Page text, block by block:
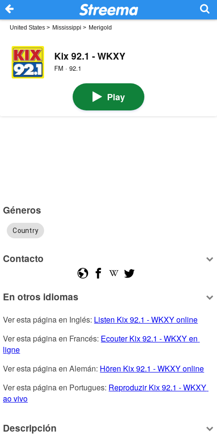
United States > Mississippi > Merigold
Kix 92.1 - WKXY
FM · 92.1
Play
Géneros
Country
Contacto
En otros idiomas
Ver esta página en Inglés: Listen Kix 92.1 - WKXY online
Ver esta página en Francés: Ecouter Kix 92.1 - WKXY en
ligne
Ver esta página en Alemán: Hören Kix 92.1 - WKXY online
Ver esta página en Portugues: Reproduzir Kix 92.1 - WKXY
ao vivo
Descripción